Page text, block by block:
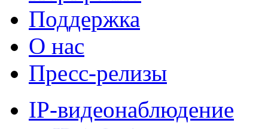
Поддержка
О нас
Пресс-релизы
IP-видеонаблюдение